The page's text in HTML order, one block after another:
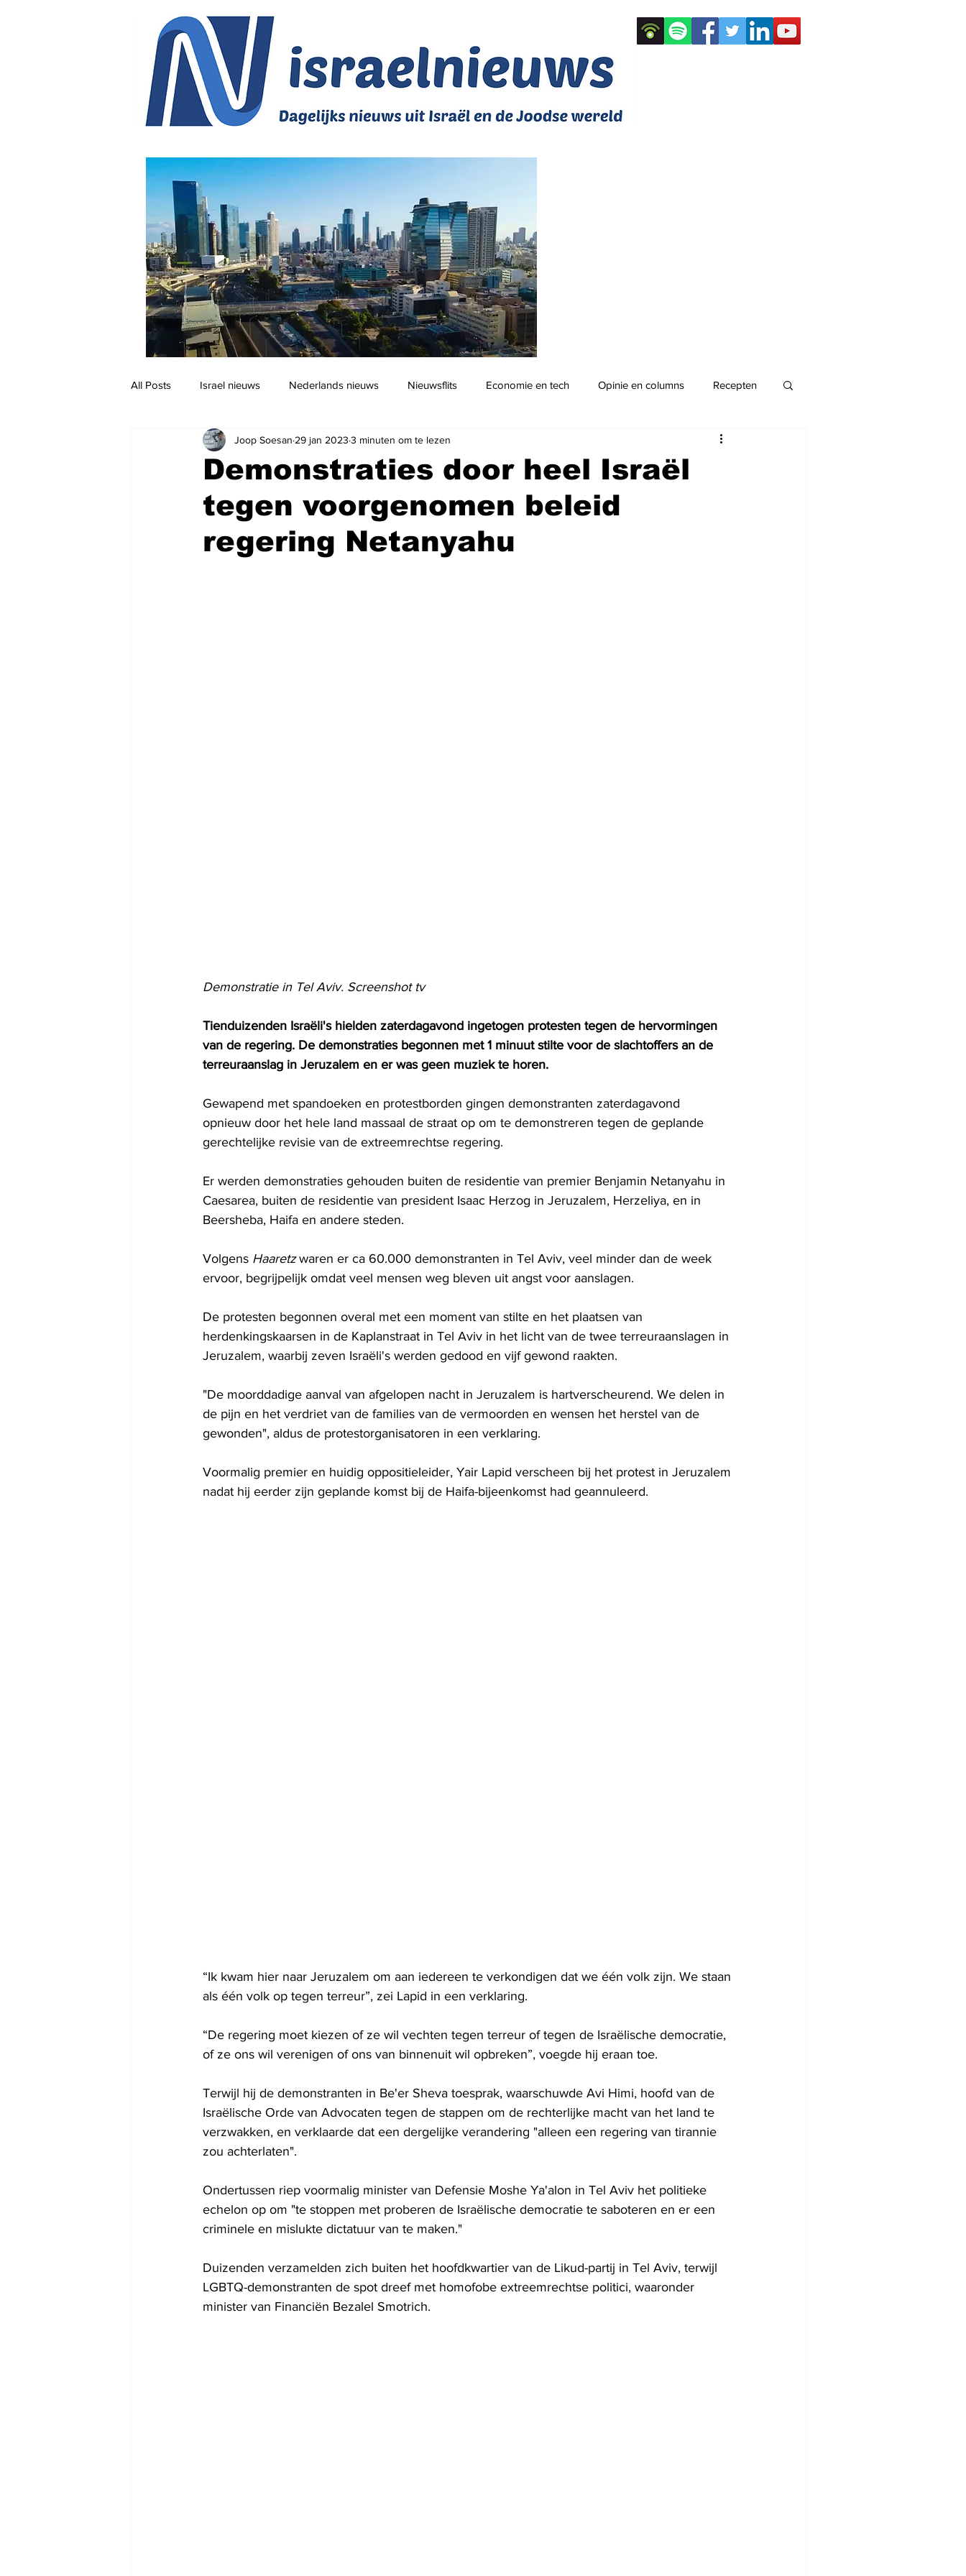
All Posts Israel nieuws Nederlands nieuws Nieuwsflits Economie en tech Opinie en columns Recepten
Jodendom en cultuur Podcast
Demonstraties door heel Israël
tegen voorgenomen beleid
regering Netanyahu
Joop Soesan 29 jan 2023 3 minuten om te lezen
Demonstratie in Tel Aviv. Screenshot tv
Tienduizenden Israëli's hielden zaterdagavond ingetogen protesten tegen de hervormingen
van de regering. De demonstraties begonnen met 1 minuut stilte voor de slachtoffers an de
terreuraanslag in Jeruzalem en er was geen muziek te horen.
Gewapend met spandoeken en protestborden gingen demonstranten zaterdagavond
opnieuw door het hele land massaal de straat op om te demonstreren tegen de geplande
gerechtelijke revisie van de extreemrechtse regering.
Er werden demonstraties gehouden buiten de residentie van premier Benjamin Netanyahu in
Caesarea, buiten de residentie van president Isaac Herzog in Jeruzalem, Herzeliya, en in
Beersheba, Haifa en andere steden.
Volgens Haaretz waren er ca 60.000 demonstranten in Tel Aviv, veel minder dan de week
ervoor, begrijpelijk omdat veel mensen weg bleven uit angst voor aanslagen.
De protesten begonnen overal met een moment van stilte en het plaatsen van
herdenkingskaarsen in de Kaplanstraat in Tel Aviv in het licht van de twee terreuraanslagen in
Jeruzalem, waarbij zeven Israëli's werden gedood en vijf gewond raakten.
"De moorddadige aanval van afgelopen nacht in Jeruzalem is hartverscheurend. We delen in
de pijn en het verdriet van de families van de vermoorden en wensen het herstel van de
gewonden", aldus de protestorganisatoren in een verklaring.
Voormalig premier en huidig oppositieleider, Yair Lapid verscheen bij het protest in Jeruzalem
nadat hij eerder zijn geplande komst bij de Haifa-bijeenkomst had geannuleerd.
“Ik kwam hier naar Jeruzalem om aan iedereen te verkondigen dat we één volk zijn. We staan ​​
als één volk op tegen terreur”, zei Lapid in een verklaring.
“De regering moet kiezen of ze wil vechten tegen terreur of tegen de Israëlische democratie,
of ze ons wil verenigen of ons van binnenuit wil opbreken”, voegde hij eraan toe.
Terwijl hij de demonstranten in Be'er Sheva toesprak, waarschuwde Avi Himi, hoofd van de
Israëlische Orde van Advocaten tegen de stappen om de rechterlijke macht van het land te
verzwakken, en verklaarde dat een dergelijke verandering "alleen een regering van tirannie
zou achterlaten".
Ondertussen riep voormalig minister van Defensie Moshe Ya'alon in Tel Aviv het politieke
echelon op om "te stoppen met proberen de Israëlische democratie te saboteren en er een
criminele en mislukte dictatuur van te maken."
Duizenden verzamelden zich buiten het hoofdkwartier van de Likud-partij in Tel Aviv, terwijl
LGBTQ-demonstranten de spot dreef met homofobe extreemrechtse politici, waaronder
minister van Financiën Bezalel Smotrich.